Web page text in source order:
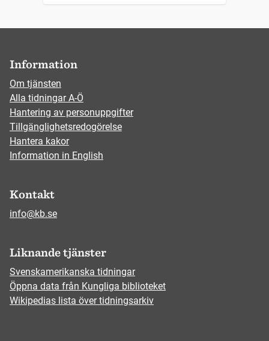
Information
Om tjänsten
Alla tidningar A-Ö
Hantering av personuppgifter
Tillgänglighetsredogörelse
Hantera kakor
Information in English
Kontakt
info@kb.se
Liknande tjänster
Svenskamerikanska tidningar
Öppna data från Kungliga biblioteket
Wikipedias lista över tidningsarkiv